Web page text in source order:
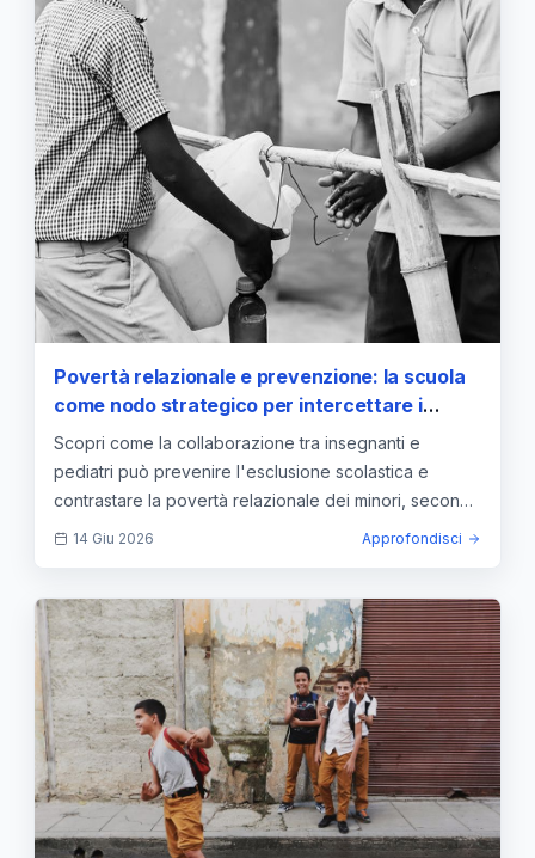
Povertà relazionale e prevenzione: la scuola
come nodo strategico per intercettare i
minori a rischio
Scopri come la collaborazione tra insegnanti e
pediatri può prevenire l'esclusione scolastica e
contrastare la povertà relazionale dei minori, secondo
il rapporto CESVI.
14 Giu 2026 Approfondisci